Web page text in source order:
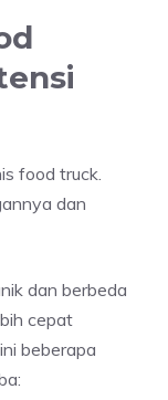
food truck.
dan
dan berbeda
cepat
beberapa